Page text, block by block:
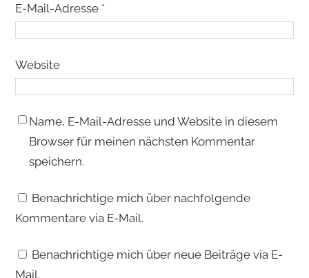
E-Mail-Adresse *
Website
Name, E-Mail-Adresse und Website in diesem
Browser für meinen nächsten Kommentar
speichern.
Benachrichtige mich über nachfolgende
Kommentare via E-Mail.
Benachrichtige mich über neue Beiträge via E-
Mail.